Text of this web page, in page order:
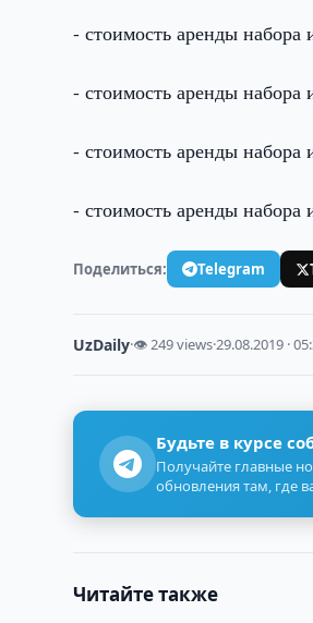
- стоимость аренды набора
- стоимость аренды набора
- стоимость аренды набора
- стоимость аренды набора
Поделиться: Telegram
UzDaily·👁 249 views·29.08.2019 ·
Будьте в курсе
Получайте главные
обновления там, где
Читайте также